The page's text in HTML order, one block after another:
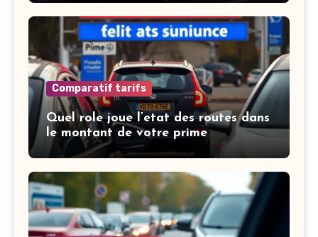
Comparatif tarifs
Quel role joue l’etat des routes dans
le montant de votre prime